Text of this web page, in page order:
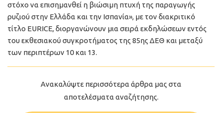
στόχο να επισημανθεί η βιώσιμη πτυχή της παραγωγής
ρυζιού στην Ελλάδα και την Ισπανία», με τον διακριτικό
τίτλο EURICE, διοργανώνουν μια σειρά εκδηλώσεων εντός
του εκθεσιακού συγκροτήματος της 85ης ΔΕΘ και μεταξύ
των περιπτέρων 10 και 13.
Ανακαλύψτε περισσότερα άρθρα μας στα
αποτελέσματα αναζήτησης.